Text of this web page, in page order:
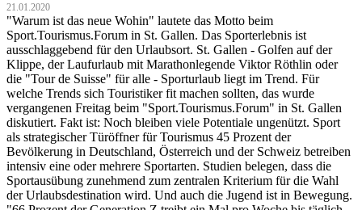
21.01.2020
"Warum ist das neue Wohin" lautete das Motto beim
Sport.Tourismus.Forum in St. Gallen. Das Sporterlebnis ist
ausschlaggebend für den Urlaubsort. St. Gallen - Golfen auf der
Klippe, der Laufurlaub mit Marathonlegende Viktor Röthlin oder
die "Tour de Suisse" für alle - Sporturlaub liegt im Trend. Für
welche Trends sich Touristiker fit machen sollten, das wurde
vergangenen Freitag beim "Sport.Tourismus.Forum" in St. Gallen
diskutiert. Fakt ist: Noch bleiben viele Potentiale ungenützt. Sport
als strategischer Türöffner für Tourismus 45 Prozent der
Bevölkerung in Deutschland, Österreich und der Schweiz betreiben
intensiv eine oder mehrere Sportarten. Studien belegen, dass die
Sportausübung zunehmend zum zentralen Kriterium für die Wahl
der Urlaubsdestination wird. Und auch die Jugend ist in Bewegung.